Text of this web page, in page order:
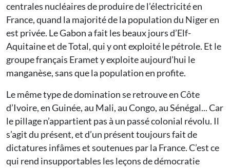
centrales nucléaires de produire de l’électricité en
France, quand la majorité de la population du Niger en
est privée. Le Gabon a fait les beaux jours d’Elf-
Aquitaine et de Total, qui y ont exploité le pétrole. Et le
groupe français Eramet y exploite aujourd’hui le
manganèse, sans que la population en profite.
Le même type de domination se retrouve en Côte
d’Ivoire, en Guinée, au Mali, au Congo, au Sénégal... Car
le pillage n’appartient pas à un passé colonial révolu. Il
s’agit du présent, et d’un présent toujours fait de
dictatures infâmes et soutenues par la France. C’est ce
qui rend insupportables les leçons de démocratie